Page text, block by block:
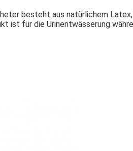
besteht aus natürlichem
ist für die Urinentwässerung